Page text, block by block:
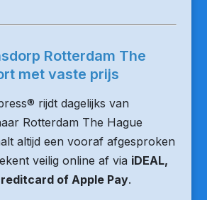
Rotterdam The
met vaste prijs
rijdt dagelijks van
Rotterdam The Hague
altijd een vooraf afgesproken
veilig online af via iDEAL,
of Apple Pay.